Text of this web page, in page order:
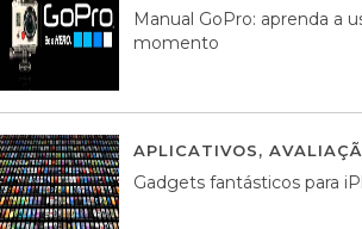
Manual GoPro: aprenda a
momento
APLICATIVOS,
Gadgets fantásticos para